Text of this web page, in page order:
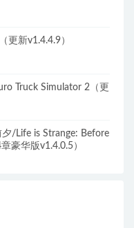
更新v1.4.4.9）
Truck Simulator 2（更
/Life is Strange: Before
豪华版v1.4.0.5）